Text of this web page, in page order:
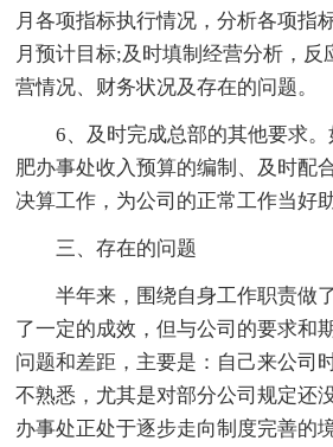
月各项指标执行情况，分析各项指
月预计目标;及时填制经营分析，反
营情况、财务状况及存在的问题。
6、及时完成总部的其他要求。
肥办事处收入预算的编制、及时配
决算工作，为公司的正常工作当好助
三、存在的问题
半年来，围绕自身工作职责做
了一定的成效，但与公司的要求和
问题和差距，主要是：自己来公司
不熟悉，尤其是对部分公司规定还
办事处正处于逐步走向制度完善的